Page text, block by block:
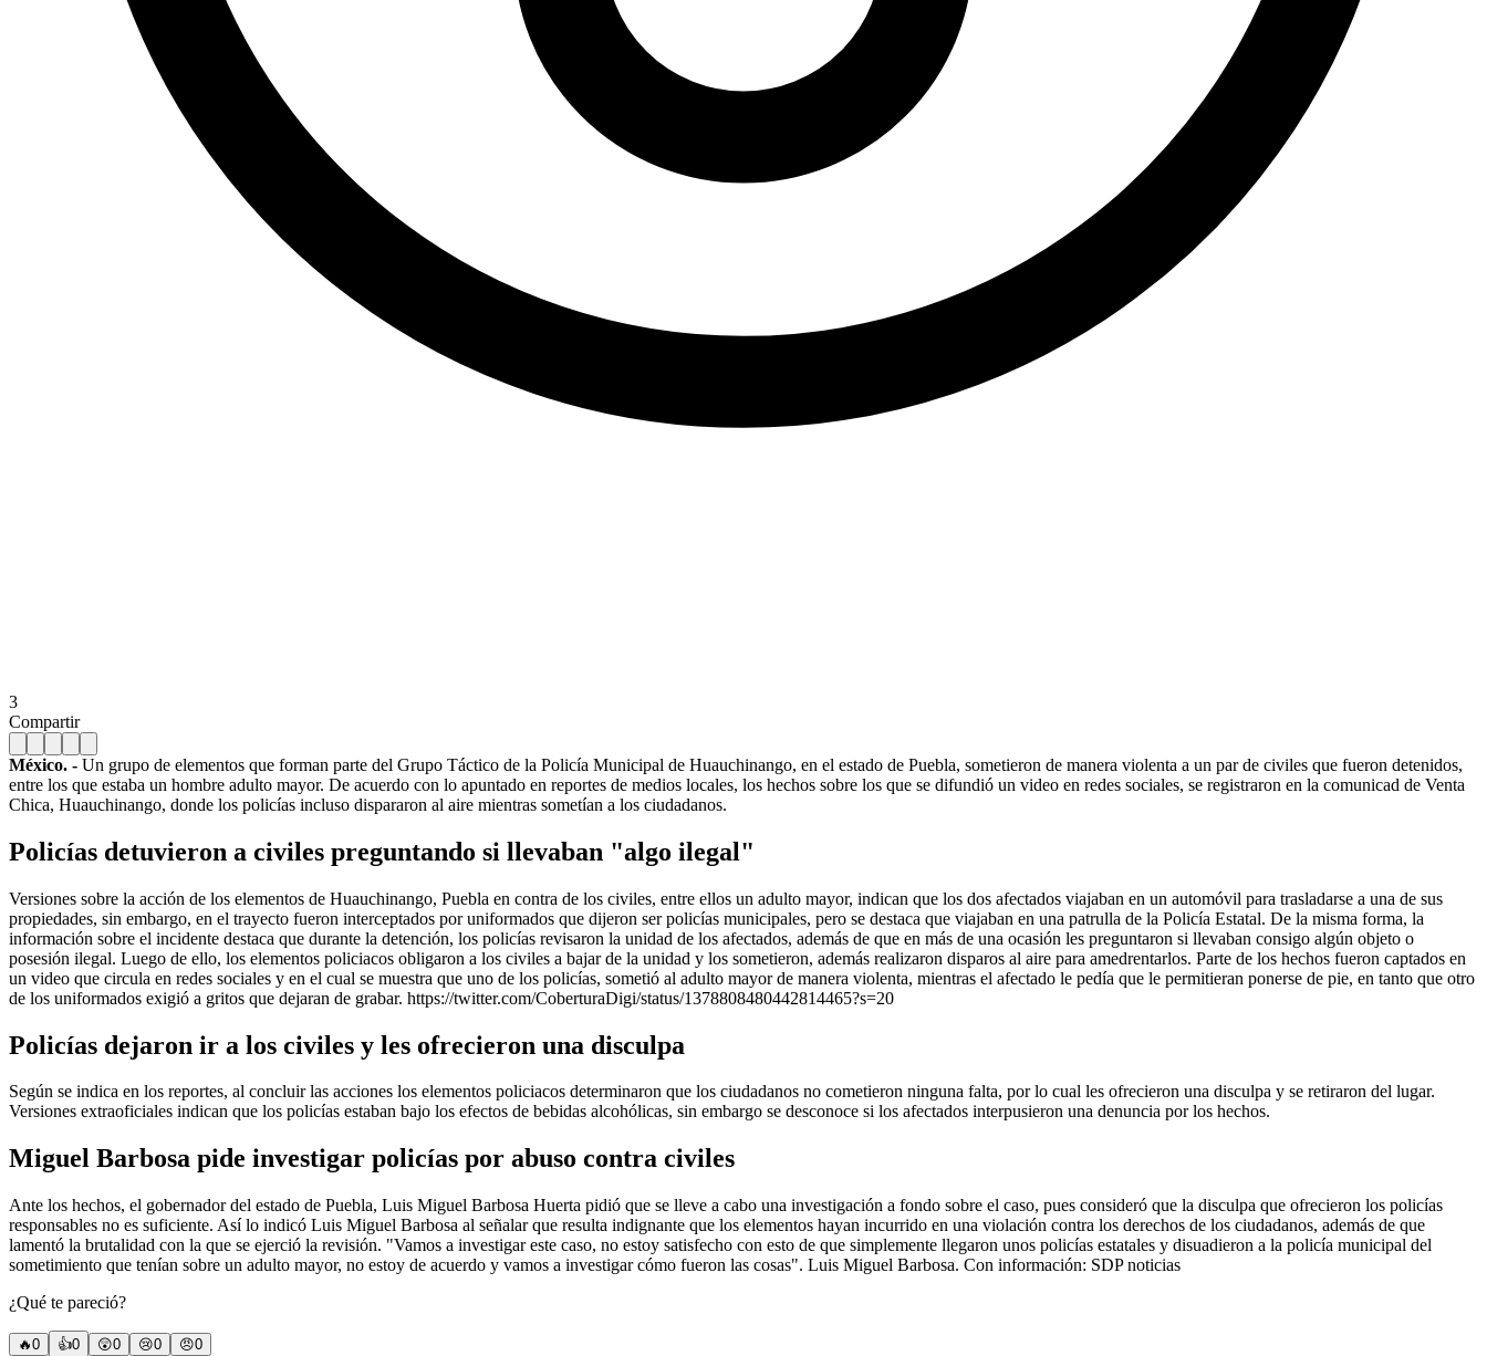
3
Compartir
México. - Un grupo de elementos que forman parte del Grupo Táctico de la Policía Municipal de Huauchinango, en el estado de Puebla, sometieron de manera violenta a un par de civiles que fueron detenidos,
entre los que estaba un hombre adulto mayor. De acuerdo con lo apuntado en reportes de medios locales, los hechos sobre los que se difundió un video en redes sociales, se registraron en la comunicad de Venta
Chica, Huauchinango, donde los policías incluso dispararon al aire mientras sometían a los ciudadanos.
Policías detuvieron a civiles preguntando si llevaban "algo ilegal"
Versiones sobre la acción de los elementos de Huauchinango, Puebla en contra de los civiles, entre ellos un adulto mayor, indican que los dos afectados viajaban en un automóvil para trasladarse a una de sus
propiedades, sin embargo, en el trayecto fueron interceptados por uniformados que dijeron ser policías municipales, pero se destaca que viajaban en una patrulla de la Policía Estatal. De la misma forma, la
información sobre el incidente destaca que durante la detención, los policías revisaron la unidad de los afectados, además de que en más de una ocasión les preguntaron si llevaban consigo algún objeto o
posesión ilegal. Luego de ello, los elementos policiacos obligaron a los civiles a bajar de la unidad y los sometieron, además realizaron disparos al aire para amedrentarlos. Parte de los hechos fueron captados en
un video que circula en redes sociales y en el cual se muestra que uno de los policías, sometió al adulto mayor de manera violenta, mientras el afectado le pedía que le permitieran ponerse de pie, en tanto que otro
de los uniformados exigió a gritos que dejaran de grabar. https://twitter.com/CoberturaDigi/status/1378808480442814465?s=20
Policías dejaron ir a los civiles y les ofrecieron una disculpa
Según se indica en los reportes, al concluir las acciones los elementos policiacos determinaron que los ciudadanos no cometieron ninguna falta, por lo cual les ofrecieron una disculpa y se retiraron del lugar.
Versiones extraoficiales indican que los policías estaban bajo los efectos de bebidas alcohólicas, sin embargo se desconoce si los afectados interpusieron una denuncia por los hechos.
Miguel Barbosa pide investigar policías por abuso contra civiles
Ante los hechos, el gobernador del estado de Puebla, Luis Miguel Barbosa Huerta pidió que se lleve a cabo una investigación a fondo sobre el caso, pues consideró que la disculpa que ofrecieron los policías
responsables no es suficiente. Así lo indicó Luis Miguel Barbosa al señalar que resulta indignante que los elementos hayan incurrido en una violación contra los derechos de los ciudadanos, además de que
lamentó la brutalidad con la que se ejerció la revisión. "Vamos a investigar este caso, no estoy satisfecho con esto de que simplemente llegaron unos policías estatales y disuadieron a la policía municipal del
sometimiento que tenían sobre un adulto mayor, no estoy de acuerdo y vamos a investigar cómo fueron las cosas". Luis Miguel Barbosa. Con información: SDP noticias
¿Qué te pareció?
🔥0 👍0 😲0 😢0 😠0